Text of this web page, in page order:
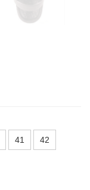
41 42